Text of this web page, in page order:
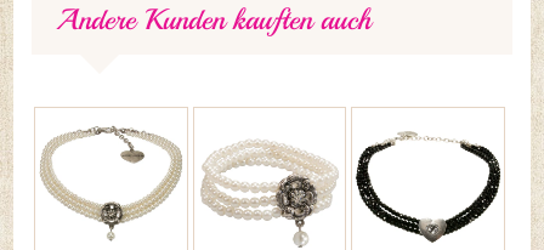
Andere Kunden kauften auch